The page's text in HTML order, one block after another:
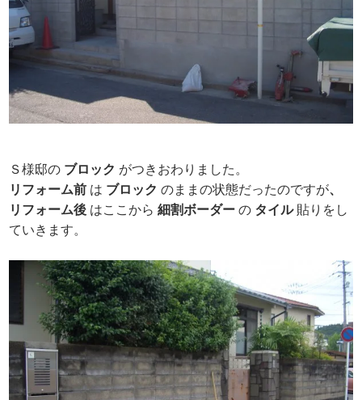
Ｓ様邸の ブロック がつきおわりました。
リフォーム前 は ブロックのままの状態だったのですが、
リフォーム後 はここから 細割ボーダーの タイル 貼りをし
ていきます。